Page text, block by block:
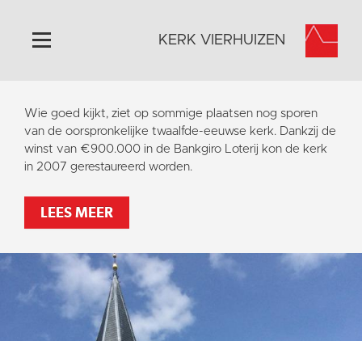
Home
Algemeen
Historie
Activiteiten
Contact
Vaktaal
KERK VIERHUIZEN
Wie goed kijkt, ziet op sommige plaatsen nog sporen
van de oorspronkelijke twaalfde-eeuwse kerk. Dankzij de
winst van €900.000 in de Bankgiro Loterij kon de kerk
in 2007 gerestaureerd worden.
LEES MEER